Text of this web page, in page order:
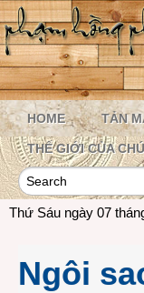
HOME TẢN
THẾ GIỚI CỦA
Thứ Sáu ngày 07
Ngôi